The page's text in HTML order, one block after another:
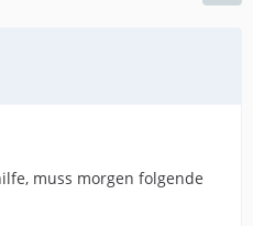
muss morgen folgende